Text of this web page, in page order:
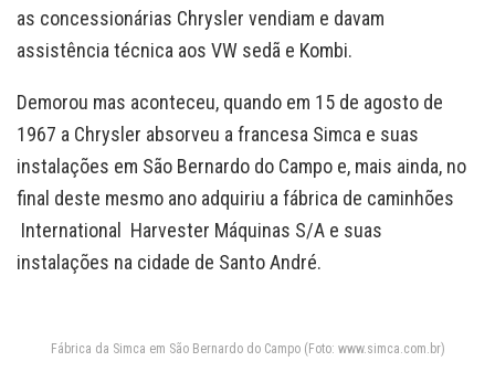
as concessionárias Chrysler vendiam e davam
assistência técnica aos VW sedã e Kombi.
Demorou mas aconteceu, quando em 15 de agosto de
1967 a Chrysler absorveu a francesa Simca e suas
instalações em São Bernardo do Campo e, mais ainda, no
final deste mesmo ano adquiriu a fábrica de caminhões
International Harvester Máquinas S/A e suas
instalações na cidade de Santo André.
Fábrica da Simca em São Bernardo do Campo (Foto: www.simca.com.br)